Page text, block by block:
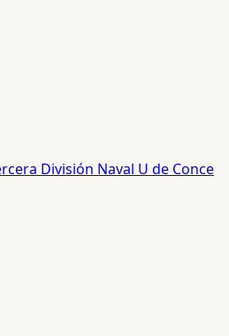
División Naval U de Conce